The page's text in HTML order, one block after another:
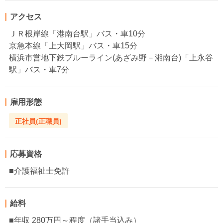
アクセス
ＪＲ根岸線「港南台駅」バス・車10分
京急本線「上大岡駅」バス・車15分
横浜市営地下鉄ブルーライン(あざみ野－湘南台)「上永谷
駅」バス・車7分
雇用形態
正社員(正職員)
応募資格
■介護福祉士免許
給料
■年収 280万円～程度（諸手当込み）